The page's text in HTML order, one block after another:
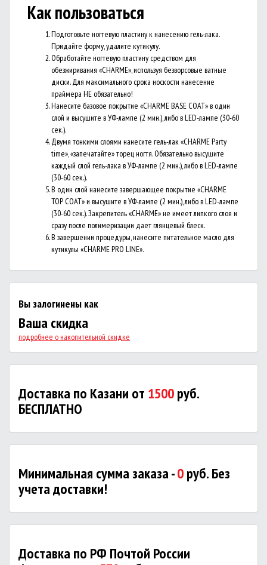
Как пользоваться
Подготовьте ногтевую пластину к нанесению гель-лака.
Придайте форму, удалите кутикулу.
Обработайте ногтевую пластину средством для
обезжиривания «CHARME», используя безворсовые ватные
диски. Для максимального срока носкости нанесение
праймера НЕ обязательно!
Нанесите базовое покрытие «CHARME BASE COAT» в один
слой и высушите в УФ-лампе (2 мин.), либо в LED-лампе (30-60
сек.).
Двумя тонкими слоями нанесите гель-лак «CHARME Party
time», «запечатайте» торец ногтя. Обязательно высушите
каждый слой гель-лака в УФ-лампе (2 мин.), либо в LED-лампе
(30-60 сек.).
В один слой нанесите завершающее покрытие «CHARME
TOP COAT» и высушите в УФ-лампе (2 мин.), либо в LED-лампе
(30-60 сек.). Закрепитель «CHARME» не имеет липкого слоя и
сразу после полимеризации дает глянцевый блеск.
В завершении процедуры, нанесите питательное масло для
кутикулы «CHARME PRO LINE».
Вы залогинены как
Ваша скидка
подробнее о накопительной скидке
Доставка по Казани от 1500руб.
БЕСПЛАТНО
Минимальная сумма заказа -0руб. Без
учета доставки!
Доставка по РФ Почтой России